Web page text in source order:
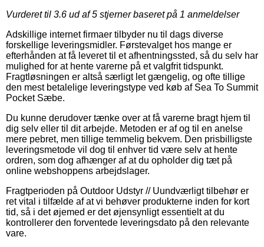
Vurderet til 3.6 ud af 5 stjerner baseret på 1 anmeldelser
Adskillige internet firmaer tilbyder nu til dags diverse
forskellige leveringsmidler. Førstevalget hos mange er
efterhånden at få leveret til et afhentningssted, så du selv har
mulighed for at hente varerne på et valgfrit tidspunkt.
Fragtløsningen er altså særligt let gængelig, og ofte tillige
den mest betalelige leveringstype ved køb af Sea To Summit
Pocket Sæbe.
Du kunne derudover tænke over at få varerne bragt hjem til
dig selv eller til dit arbejde. Metoden er af og til en anelse
mere pebret, men tillige temmelig bekvem. Den prisbilligste
leveringsmetode vil dog til enhver tid være selv at hente
ordren, som dog afhænger af at du opholder dig tæt på
online webshoppens arbejdslager.
Fragtperioden på Outdoor Udstyr // Uundværligt tilbehør er
ret vital i tilfælde af at vi behøver produkterne inden for kort
tid, så i det øjemed er det øjensynligt essentielt at du
kontrollerer den forventede leveringsdato på den relevante
vare.